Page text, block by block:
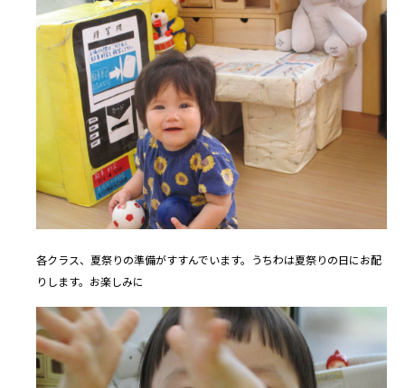
各クラス、夏祭りの準備がすすんでいます。うちわは夏祭りの日にお配
りします。お楽しみに